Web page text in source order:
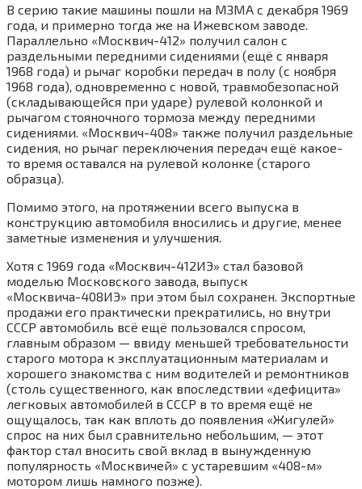
В серию такие машины пошли на МЗМА с декабря 1969
года, и примерно тогда же на Ижевском заводе.
Параллельно «Москвич-412» получил салон с
раздельными передними сидениями (ещё с января
1968 года) и рычаг коробки передач в полу (с ноября
1968 года), одновременно с новой, травмобезопасной
(складывающейся при ударе) рулевой колонкой и
рычагом стояночного тормоза между передними
сидениями. «Москвич-408» также получил раздельные
сидения, но рычаг переключения передач ещё какое-
то время оставался на рулевой колонке (старого
образца).
Помимо этого, на протяжении всего выпуска в
конструкцию автомобиля вносились и другие, менее
заметные изменения и улучшения.
Хотя с 1969 года «Москвич-412ИЭ» стал базовой
моделью Московского завода, выпуск
«Москвича-408ИЭ» при этом был сохранен. Экспортные
продажи его практически прекратились, но внутри
СССР автомобиль всё ещё пользовался спросом,
главным образом — ввиду меньшей требовательности
старого мотора к эксплуатационным материалам и
хорошего знакомства с ним водителей и ремонтников
(столь существенного, как впоследствии «дефицита»
легковых автомобилей в СССР в то время ещё не
ощущалось, так как вплоть до появления «Жигулей»
спрос на них был сравнительно небольшим, — этот
фактор стал вносить свой вклад в вынужденную
популярность «Москвичей» с устаревшим «408-м»
мотором лишь намного позже).